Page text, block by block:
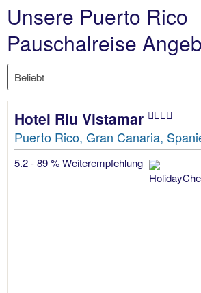
Unsere Puerto Rico
Pauschalreise
Hotel Riu Vistamar
Puerto Rico, Gran Canaria,
5.2 - 89 % Weiterempfehlung